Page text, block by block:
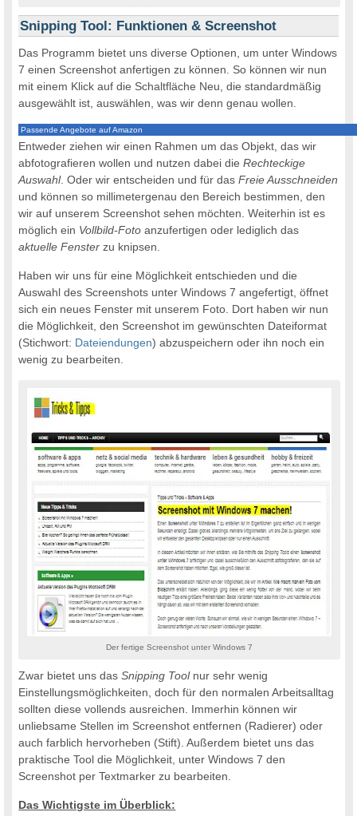
Snipping Tool: Funktionen & Screenshot
Das Programm bietet uns diverse Optionen, um unter Windows
7 einen Screenshot anfertigen zu können. So können wir nun
mit einem Klick auf die Schaltfläche Neu, die standardmäßig
ausgewählt ist, auswählen, was wir denn genau wollen.
Passende Angebote auf Amazon
Entweder ziehen wir einen Rahmen um das Objekt, das wir
abfotografieren wollen und nutzen dabei dieRechteckige
Auswahl. Oder wir entscheiden und für dasFreie Ausschneiden
und können so millimetergenau den Bereich bestimmen, den
wir auf unserem Screenshot sehen möchten. Weiterhin ist es
möglich ein Vollbild-Foto anzufertigen oder lediglich das
aktuelle Fenster zu knipsen.
Haben wir uns für eine Möglichkeit entschieden und die
Auswahl des Screenshots unter Windows 7 angefertigt, öffnet
sich ein neues Fenster mit unserem Foto. Dort haben wir nun
die Möglichkeit, den Screenshot im gewünschten Dateiformat
(Stichwort: Dateiendungen) abzuspeichern oder ihn noch ein
wenig zu bearbeiten.
Der fertige Screenshot unter Windows 7
Zwar bietet uns dasSnipping Toolnur sehr wenig
Einstellungsmöglichkeiten, doch für den normalen Arbeitsalltag
sollten diese vollends ausreichen. Immerhin können wir
unliebsame Stellen im Screenshot entfernen (Radierer) oder
auch farblich hervorheben (Stift). Außerdem bietet uns das
praktische Tool die Möglichkeit, unter Windows 7 den
Screenshot per Textmarker zu bearbeiten.
Das Wichtigste im Überblick: